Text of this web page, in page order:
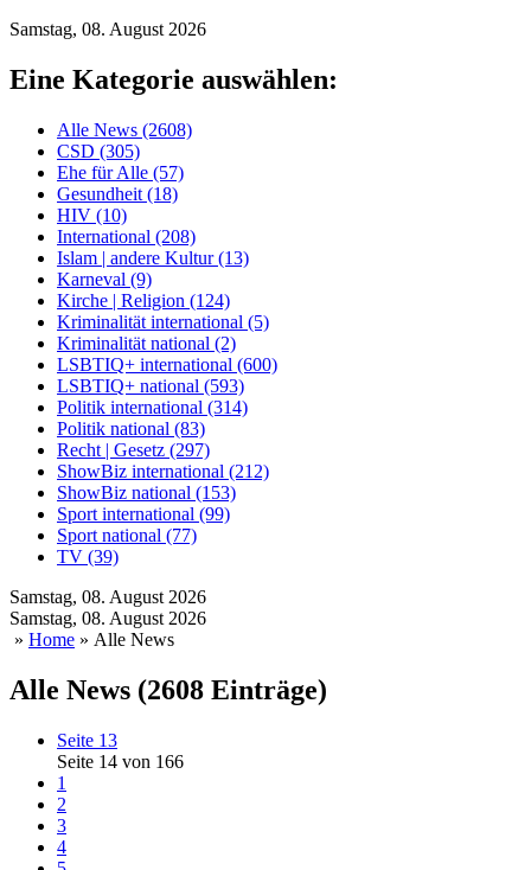
Samstag, 08. August 2026
Eine Kategorie auswählen:
Alle News (2608)
CSD (305)
Ehe für Alle (57)
Gesundheit (18)
HIV (10)
International (208)
Islam | andere Kultur (13)
Karneval (9)
Kirche | Religion (124)
Kriminalität international (5)
Kriminalität national (2)
LSBTIQ+ international (600)
LSBTIQ+ national (593)
Politik international (314)
Politik national (83)
Recht | Gesetz (297)
ShowBiz international (212)
ShowBiz national (153)
Sport international (99)
Sport national (77)
TV (39)
Samstag, 08. August 2026
Samstag, 08. August 2026
» Home » Alle News
Alle News (2608 Einträge)
Seite 13
Seite 14 von 166
1
2
3
4